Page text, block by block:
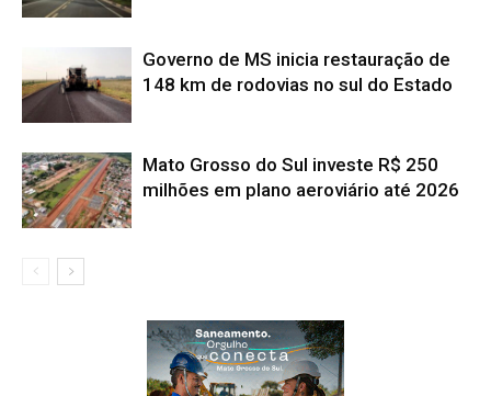
Governo de MS inicia restauração de
148 km de rodovias no sul do Estado
Mato Grosso do Sul investe R$ 250
milhões em plano aeroviário até 2026